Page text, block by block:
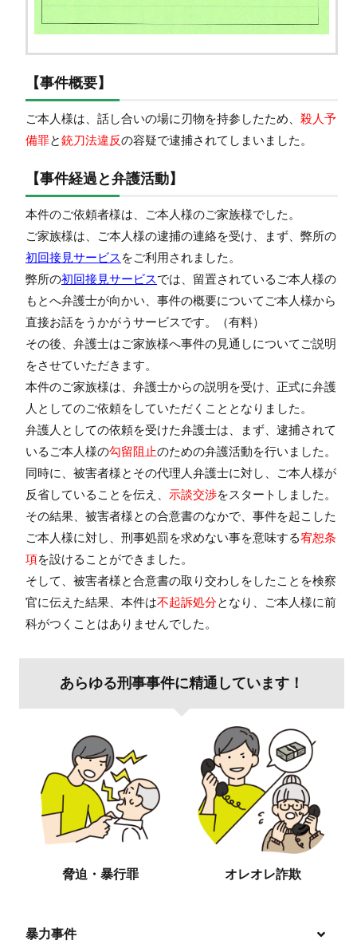
【事件概要】
ご本人様は、話し合いの場に刃物を持参したため、 殺人予
備罪と銃刀法違反の容疑で逮捕されてしまいました。
【事件経過と弁護活動】
本件のご依頼者様は、ご本人様のご家族様でした。
ご家族様は、ご本人様の逮捕の連絡を受け、まず、弊所の
初回接見サービス をご利用されました。
弊所の初回接見サービスでは、留置されているご本人様の
もとへ弁護士が向かい、事件の概要についてご本人様から
直接お話をうかがうサービスです。（有料）
その後、弁護士はご家族様へ事件の見通しについてご説明
をさせていただきます。
本件のご家族様は、弁護士からの説明を受け、正式に弁護
人としてのご依頼をしていただくこととなりました。
弁護人としての依頼を受けた弁護士は、まず、逮捕されて
いるご本人様の勾留阻止のための弁護活動を行いました。
同時に、被害者様とその代理人弁護士に対し、ご本人様が
反省していることを伝え、 示談交渉をスタートしました。
その結果、被害者様との合意書のなかで、事件を起こした
ご本人様に対し、 刑事処罰を求めない事を意味する宥恕条
項を設けることができました。
そして、被害者様と合意書の取り交わしをしたことを検察
官に伝えた結果、本件は不起訴処分となり、ご本人様に前
科がつくことはありませんでした。
あらゆる刑事事件に精通しています！
脅迫・暴行罪 オレオレ詐欺
暴力事件